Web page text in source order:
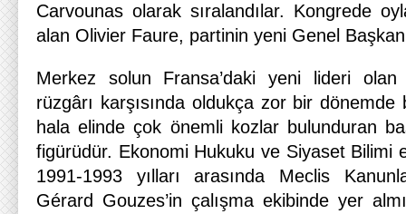
Carvounas olarak sıralandılar. Kongrede
alan Olivier Faure, partinin yeni Genel
Merkez solun Fransa’daki yeni lideri
rüzgârı karşısında oldukça zor bir
hala elinde çok önemli kozlar bulunduran
figürüdür. Ekonomi Hukuku ve Siyaset Bilimi
1991-1993 yılları arasında Meclis
Gérard Gouzes’in çalışma ekibinde yer